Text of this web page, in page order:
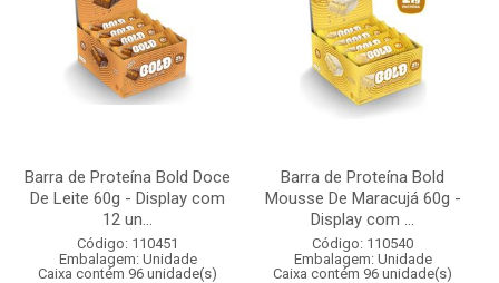
Barra de Proteína Bold Doce
De Leite 60g - Display com
12 un...
Código: 110451
Embalagem: Unidade
Caixa contém 96 unidade(s)
Barra de Proteína Bold
Mousse De Maracujá 60g -
Display com ...
Código: 110540
Embalagem: Unidade
Caixa contém 96 unidade(s)